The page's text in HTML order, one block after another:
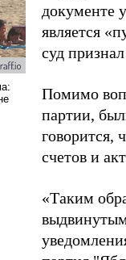
документе
является
суд
Помимо
партии,
говорится,
счетов и
«Таким